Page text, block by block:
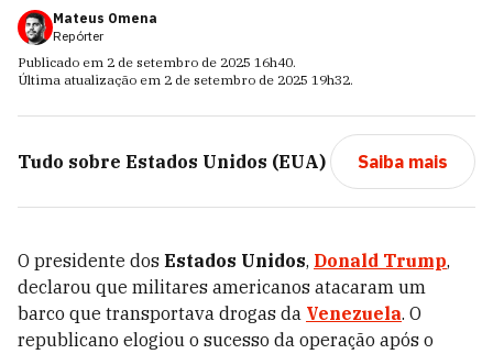
Mateus Omena
Repórter
Publicado em 2 de setembro de 2025 16h40.
Última atualização em 2 de setembro de 2025 19h32.
Tudo sobre Estados Unidos (EUA) Saiba mais
O presidente dos Estados Unidos, Donald Trump,
declarou que militares americanos atacaram um
barco que transportava drogas da Venezuela. O
republicano elogiou o sucesso da operação após o